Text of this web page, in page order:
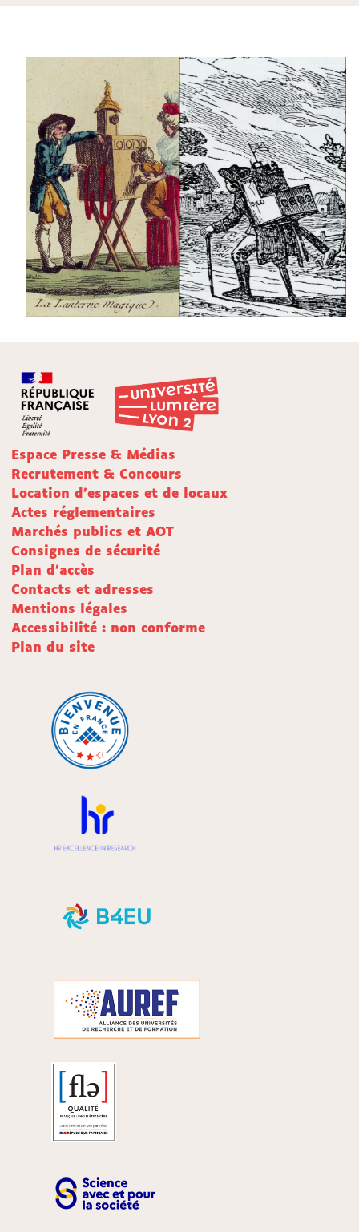
Espace Presse & Médias
Recrutement & Concours
Location d'espaces et de locaux
Actes réglementaires
Marchés publics et AOT
Consignes de sécurité
Plan d'accès
Contacts et adresses
Mentions légales
Accessibilité : non conforme
Plan du site